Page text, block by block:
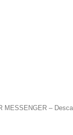
MESSENGER –